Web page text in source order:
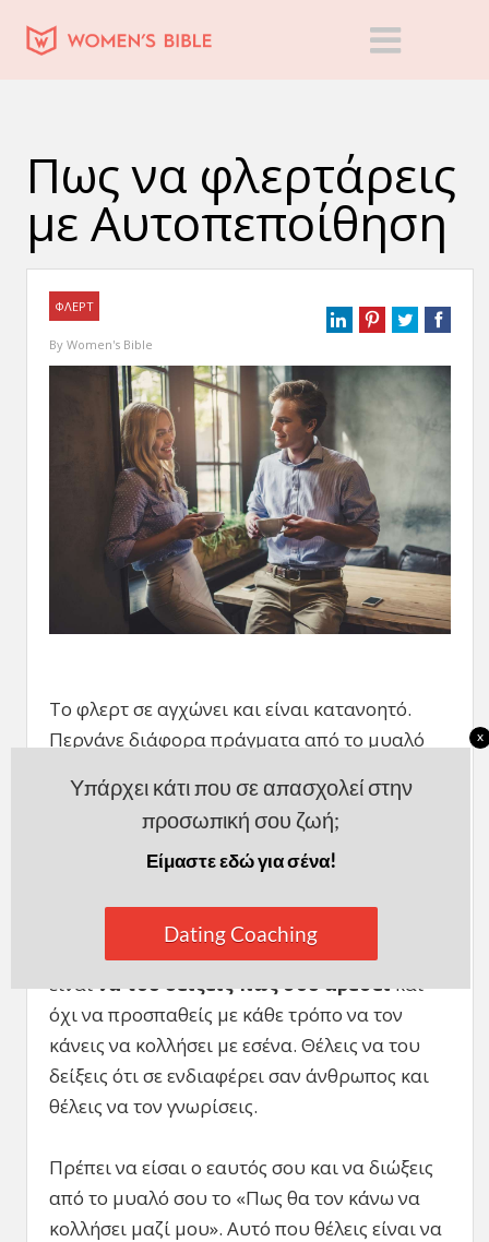
Πως να φλερτάρεις
με Αυτοπεποίθηση
ΦΛΕΡΤ
By Women's Bible
Το φλερτ σε αγχώνει και είναι κατανοητό.
Περνάνε διάφορα πράγματα από το μυαλό
αυτοπεποίθηση,σκέφτεσαι αν γελάς πολύ ή
λίγο, αν μιλάς πολύ ή καθόλου, αν έχεις
ντυθεί καλά και διάφορα άλλα.
Αν φλερτάρεις γιατί θέλεις να γνωρίσεις τον
άλλον, η προτεραιότητά σου θα πρέπει να
είναινα του δείξεις πως σου αρέσεικαι
όχι να προσπαθείς με κάθε τρόπο να τον
κάνεις να κολλήσει με εσένα. Θέλεις να του
δείξεις ότι σε ενδιαφέρει σαν άνθρωπος και
θέλεις να τον γνωρίσεις.
Πρέπει να είσαι ο εαυτός σου και να διώξεις
από το μυαλό σου το «Πως θα τον κάνω να
κολλήσει μαζί μου». Αυτό που θέλεις είναι να
Υπάρχει κάτι που σε απασχολεί στην
προσωπική σου ζωή;
Είμαστε εδώ για σένα!
Dating Coaching
x